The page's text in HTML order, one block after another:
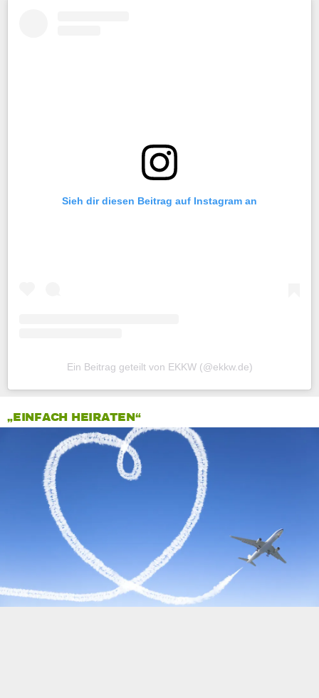
Sieh dir diesen Beitrag auf Instagram an
Ein Beitrag geteilt von EKKW (@ekkw.de)
„EINFACH HEIRATEN“